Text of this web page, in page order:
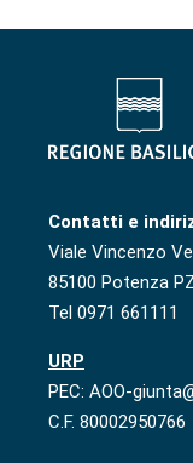
Contatti e
Viale Vincenzo
85100 Potenza PZ
Tel 0971 661111
URP
PEC: AOO-
C.F. 80002950766